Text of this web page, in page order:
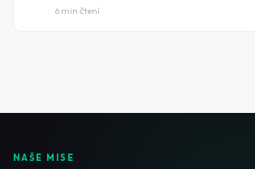
6 min čtení
NAŠE MISE